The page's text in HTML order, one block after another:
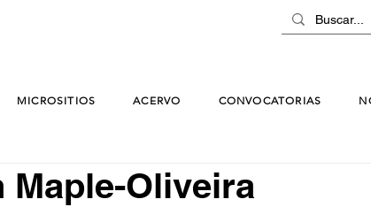
MICROSITIOS ACERVO CONVOCATORIAS
Maple-Oliveira